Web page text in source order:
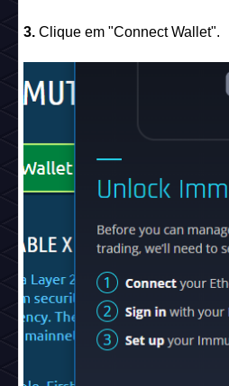
3.Clique em "Connect Wallet".